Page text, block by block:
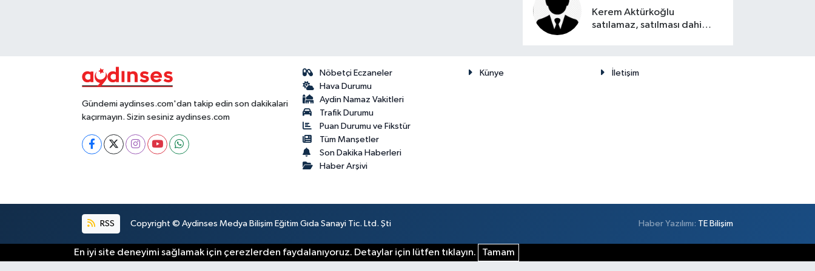
Kerem Aktürkoğlu
satılamaz, satılması dahi
Gündemi aydinses.com'dan takip edin son dakikalari
kaçırmayın. Sizin sesiniz aydinses.com
Nöbetçi Eczaneler
Hava Durumu
Aydin Namaz Vakitleri
Trafik Durumu
Puan Durumu ve Fikstür
Tüm Manşetler
Son Dakika Haberleri
Haber Arşivi
Künye İletişim
RSS Copyright © Aydinses Medya Bilişim Eğitim Gıda Sanayi Tic. Ltd. Şti Haber Yazılımı: TE Bilişim
En iyi site deneyimi sağlamak için çerezlerden faydalanıyoruz. Detaylar için lütfen tıklayın. Tamam